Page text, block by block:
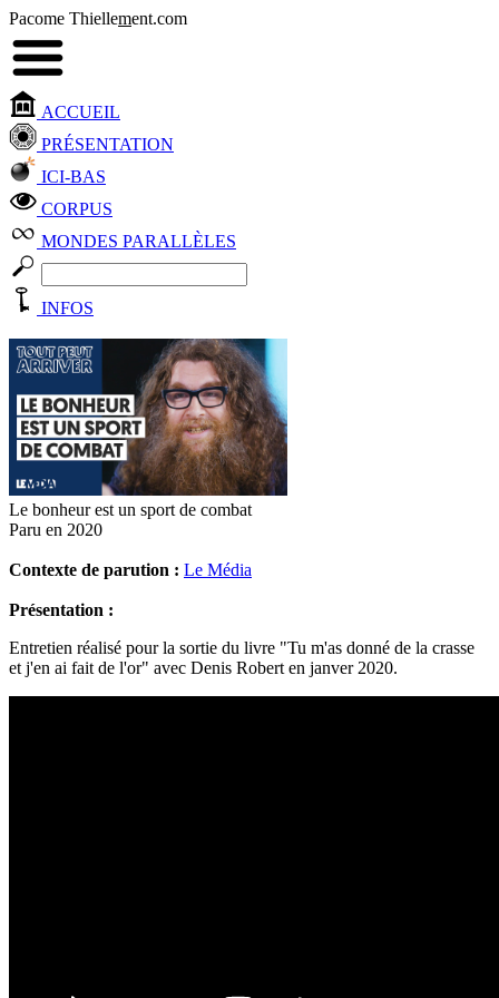
Pacome Thiellement.com
ACCUEIL
PRÉSENTATION
ICI-BAS
CORPUS
MONDES PARALLÈLES
INFOS
Le bonheur est un sport de combat
Paru en 2020
Contexte de parution : Le Média
Présentation :
Entretien réalisé pour la sortie du livre "Tu m'as donné de la crasse
et j'en ai fait de l'or" avec Denis Robert en janver 2020.